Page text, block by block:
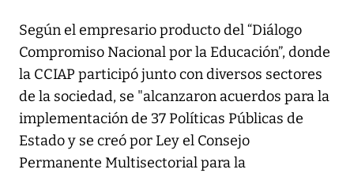
Según el empresario producto del “Diálogo
Compromiso Nacional por la Educación”, donde
la CCIAP participó junto con diversos sectores
de la sociedad, se "alcanzaron acuerdos para la
implementación de 37 Políticas Públicas de
Estado y se creó por Ley el Consejo
Permanente Multisectorial para la